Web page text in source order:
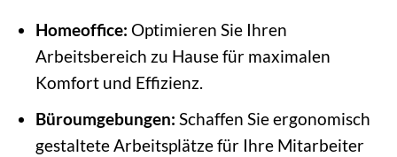
Homeoffice: Optimieren Sie Ihren
Arbeitsbereich zu Hause für maximalen
Komfort und Effizienz.
Büroumgebungen: Schaffen Sie ergonomisch
gestaltete Arbeitsplätze für Ihre Mitarbeiter